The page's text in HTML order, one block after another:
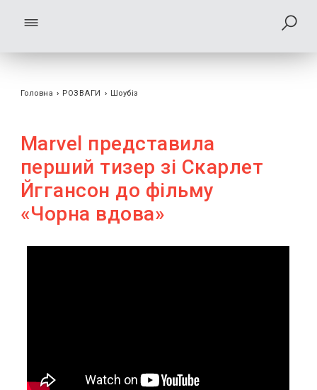
Головна › РОЗВАГИ › Шоубiз
Marvel представила
перший тизер зі Скарлет
Йггансон до фільму
«Чорна вдова»